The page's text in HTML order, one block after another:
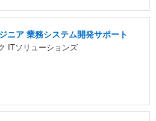
ニア 業務システム開発サポート
ITソリューションズ